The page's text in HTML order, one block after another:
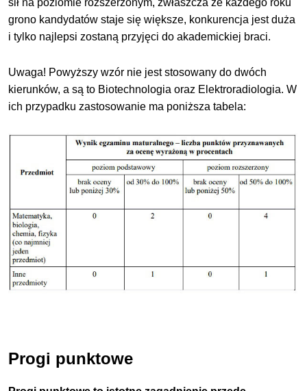
sił na poziomie rozszerzonym, zwłaszcza że każdego roku
grono kandydatów staje się większe, konkurencja jest duża
i tylko najlepsi zostaną przyjęci do akademickiej braci.
Uwaga! Powyższy wzór nie jest stosowany do dwóch
kierunków, a są to Biotechnologia oraz Elektroradiologia. W
ich przypadku zastosowanie ma poniższa tabela:
Progi punktowe